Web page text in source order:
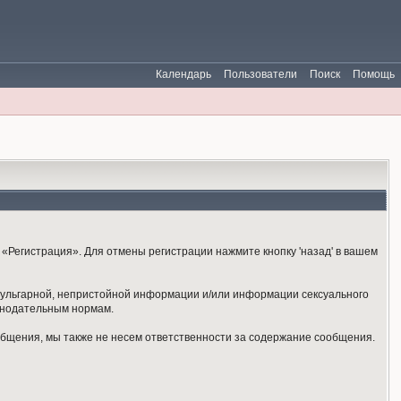
Помощь
Поиск
Пользователи
Календарь
Для отмены регистрации нажмите кнопку 'назад' в вашем
непристойной информации и/или информации сексуального
нормам.
мы также не несем ответственности за содержание сообщения.